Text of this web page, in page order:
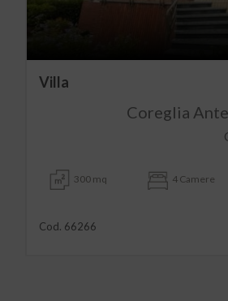
Villa
Coreglia
300 mq 4 Camere
Cod. 66266